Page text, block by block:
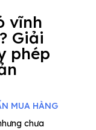
vĩnh
Giải
phép
MUA HÀNG
chưa